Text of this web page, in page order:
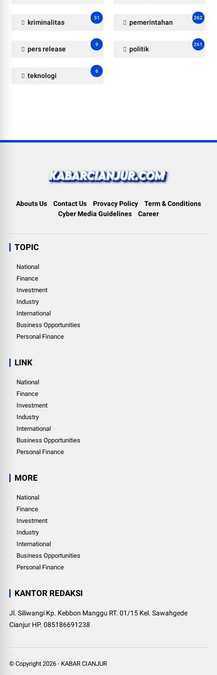
kriminalitas
51
pemerintahan
262
pers release
9
politik
261
teknologi
6
Abouts Us Contact Us Provacy Policy
Term & Conditions
Cyber Media Guidelines
Career
TOPIC
National
Finance
Investment
Industry
International
Business Opportunities
Personal Finance
LINK
National
Finance
Investment
Industry
International
Business Opportunities
Personal Finance
MORE
National
Finance
Investment
Industry
International
Business Opportunities
Personal Finance
KANTOR REDAKSI
Jl. Siliwangi Kp. Kebbon Manggu RT. 01/15 Kel. Sawahgede
Cianjur HP. 085186691238
© Copyright2026 - KABAR CIANJUR